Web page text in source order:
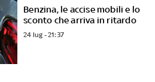
Benzina, le accise mobili e lo
sconto che arriva in ritardo
24 lug - 21:37